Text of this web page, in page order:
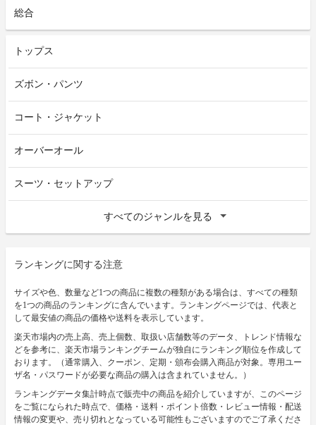
総合
トップス
ズボン・パンツ
コート・ジャケット
オーバーオール
スーツ・セットアップ
すべてのジャンルを見る
ランキングに関する注意
サイズや色、数量など1つの商品に複数の種類がある場合は、すべての種類
を1つの商品のランキングに含んでいます。ランキングページでは、代表と
して最安値の商品の価格や送料を表示しています。
楽天市場内の売上高、売上個数、取扱い店舗数等のデータ、トレンド情報な
どを参考に、楽天市場ランキングチームが独自にランキング順位を作成して
おります。（通常購入、クーポン、定期・頒布会購入商品が対象。専用ユー
ザ名・パスワードが必要な商品の購入は含まれていません。）
ランキングデータ集計時点で販売中の商品を紹介していますが、このページ
をご覧になられた時点で、価格・送料・ポイント倍数・レビュー情報・配送
情報の変更や、売り切れとなっている可能性もございますのでご了承くださ